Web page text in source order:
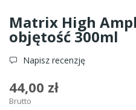
Matrix High
objętość 300ml
Napisz recenzję
44,00 zł
Brutto